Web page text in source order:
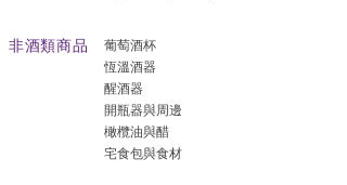
非酒類商品
葡萄酒杯
恆溫酒器
醒酒器
開瓶器與周邊
橄欖油與醋
宅食包與食材